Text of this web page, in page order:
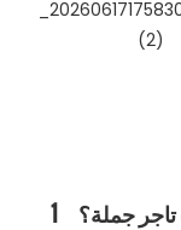
1 جملة؟